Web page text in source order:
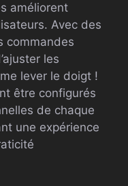
améliorent
Avec des
commandes
les
lever le doigt !
être configurés
de chaque
une expérience